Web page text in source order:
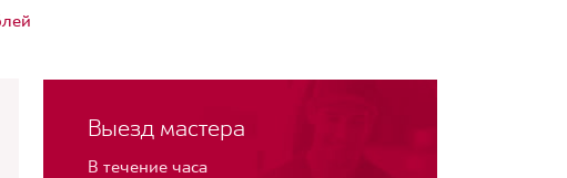
Выезд мастера
В течение часа